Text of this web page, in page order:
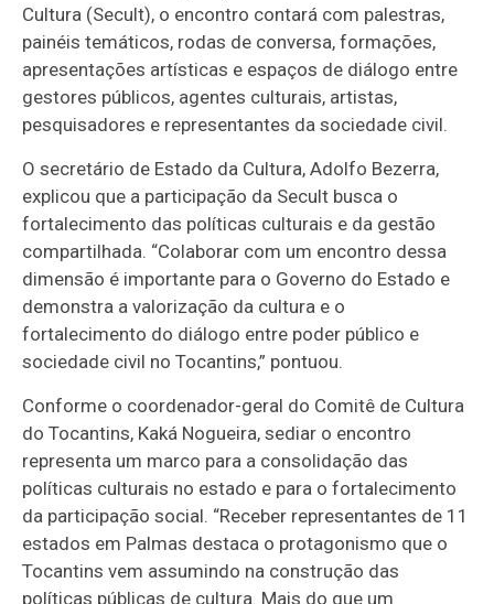
Cultura (Secult), o encontro contará com palestras,
painéis temáticos, rodas de conversa, formações,
apresentações artísticas e espaços de diálogo entre
gestores públicos, agentes culturais, artistas,
pesquisadores e representantes da sociedade civil.
O secretário de Estado da Cultura, Adolfo Bezerra,
explicou que a participação da Secult busca o
fortalecimento das políticas culturais e da gestão
compartilhada. “Colaborar com um encontro dessa
dimensão é importante para o Governo do Estado e
demonstra a valorização da cultura e o
fortalecimento do diálogo entre poder público e
sociedade civil no Tocantins,” pontuou.
Conforme o coordenador-geral do Comitê de Cultura
do Tocantins, Kaká Nogueira, sediar o encontro
representa um marco para a consolidação das
políticas culturais no estado e para o fortalecimento
da participação social. “Receber representantes de 11
estados em Palmas destaca o protagonismo que o
Tocantins vem assumindo na construção das
políticas públicas de cultura. Mais do que um